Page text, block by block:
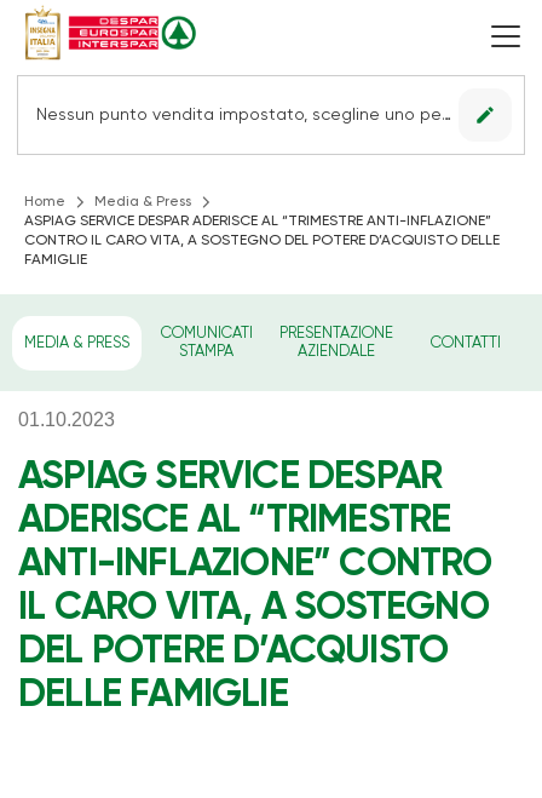
Nessun punto vendita impostato, scegline uno per vedere le offerte. edit
Home
Media & Press
ASPIAG SERVICE DESPAR ADERISCE AL “TRIMESTRE ANTI-INFLAZIONE”
CONTRO IL CARO VITA, A SOSTEGNO DEL POTERE D’ACQUISTO DELLE
FAMIGLIE
MEDIA & PRESS
COMUNICATI
STAMPA
PRESENTAZIONE
AZIENDALE
CONTATTI
01.10.2023
ASPIAG SERVICE DESPAR
ADERISCE AL “TRIMESTRE
ANTI-INFLAZIONE” CONTRO
IL CARO VITA, A SOSTEGNO
DEL POTERE D’ACQUISTO
DELLE FAMIGLIE